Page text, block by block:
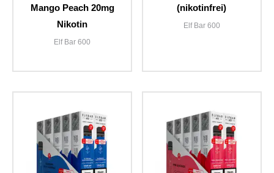
Mango Peach 20mg
Nikotin
Elf Bar 600
(nikotinfrei)
Elf Bar 600